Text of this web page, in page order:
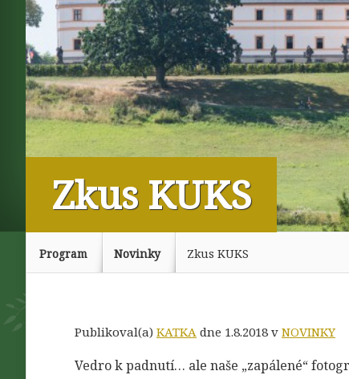
Zkus KUKS
Program Novinky Zkus KUKS
Publikoval(a) KATKA dne 1.8.2018 v NOVINKY
Vedro k padnutí… ale naše „zapálené“